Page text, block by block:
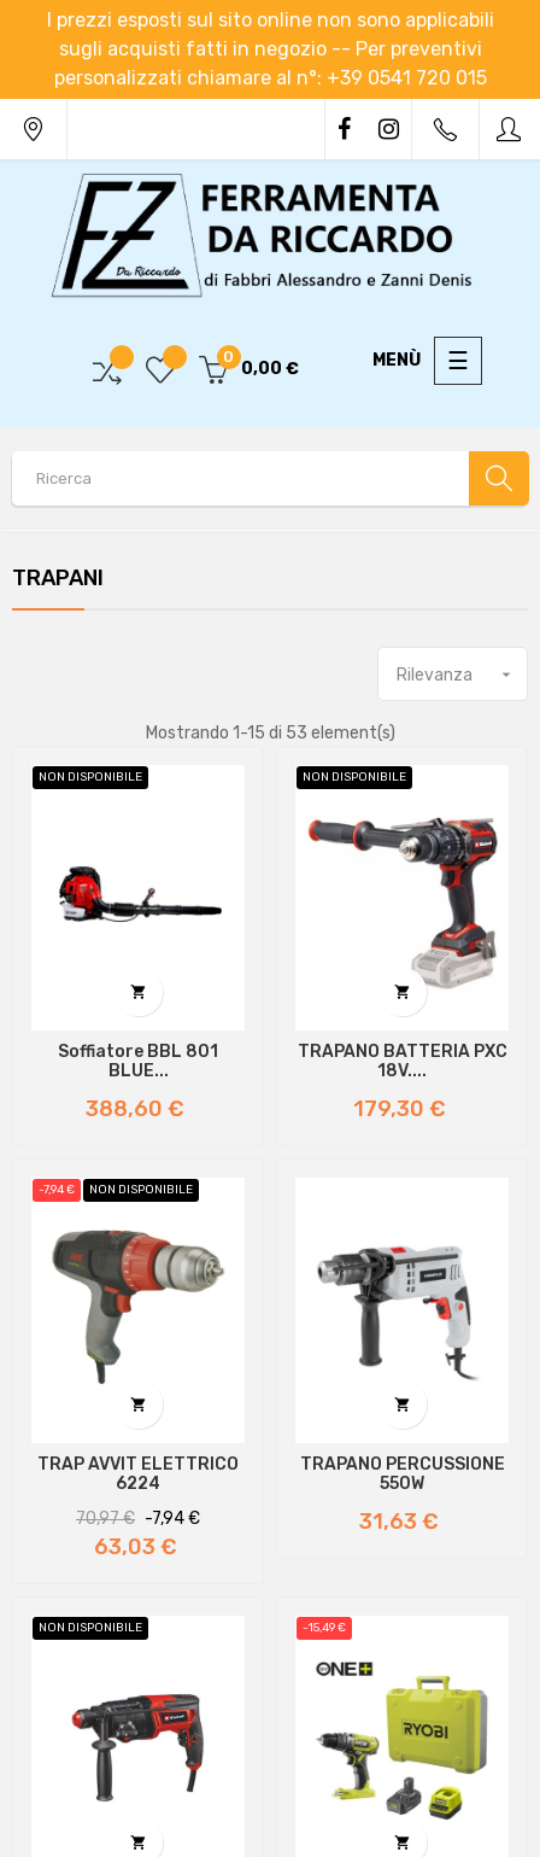
I prezzi esposti sul sito online non sono applicabili
sugli acquisti fatti in negozio -- Per preventivi
personalizzati chiamare al n°: +39 0541 720 015
Toggle
☰
0
0,00 €
TRAPANI
Rilevanza 
Mostrando 1-15 di 53 element(s)
NON DISPONIBILE

Soffiatore BBL 801
BLUE...
Prezzo
388,60 €
NON DISPONIBILE

TRAPANO BATTERIA PXC
18V....
Prezzo
179,30 €
-7,94 € NON DISPONIBILE

TRAP AVVIT ELETTRICO
6224
Prezzo
regolare
70,97 € -7,94 €Prezzo
63,03 €

TRAPANO PERCUSSIONE
550W
Prezzo
31,63 €
NON DISPONIBILE

-15,49 €
